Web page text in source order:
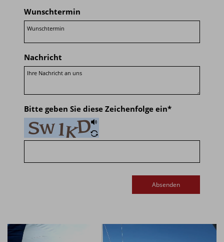
Wunschtermin
Nachricht
Bitte geben Sie diese Zeichenfolge ein*
Absenden